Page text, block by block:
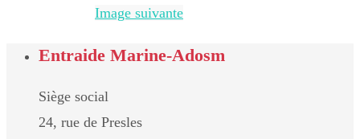
Image suivante
Entraide Marine-Adosm
Siège social
24, rue de Presles